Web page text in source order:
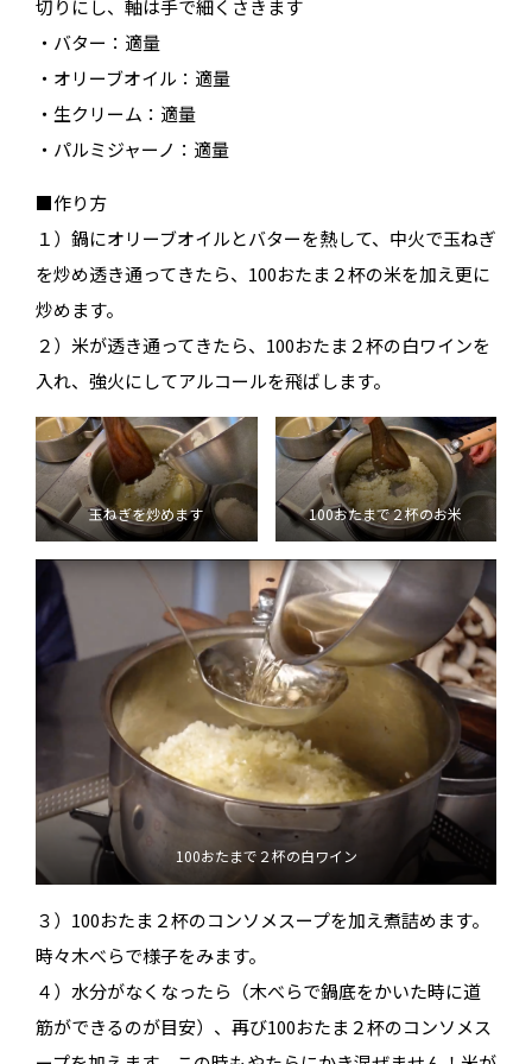
切りにし、軸は手で細くさきます
・バター：適量
・オリーブオイル：適量
・生クリーム：適量
・パルミジャーノ：適量
■作り方
１）鍋にオリーブオイルとバターを熱して、中火で玉ねぎ
を炒め透き通ってきたら、100おたま２杯の米を加え更に
炒めます。
２）米が透き通ってきたら、100おたま２杯の白ワインを
入れ、強火にしてアルコールを飛ばします。
玉ねぎを炒めます 100おたまで２杯のお米
100おたまで２杯の白ワイン
３）100おたま２杯のコンソメスープを加え煮詰めます。
時々木べらで様子をみます。
４）水分がなくなったら（木べらで鍋底をかいた時に道
筋ができるのが目安）、再び100おたま２杯のコンソメス